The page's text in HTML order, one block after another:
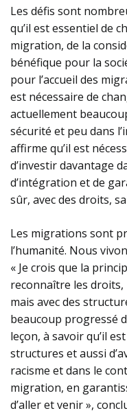
Les défis sont
qu’il est essentiel de
migration, de la
bénéfique pour la
pour l’accueil des
est nécessaire de
actuellement
sécurité et peu dans
affirme qu’il est
d’investir davantage
d’intégration et de
sûr, avec des droits,
Les migrations sont
l’humanité. Nous
« Je crois que la
reconnaître les droits,
mais avec des
beaucoup progressé
leçon, à savoir qu’il
structures et aussi
racisme et dans le
migration, en
d’aller et venir »,